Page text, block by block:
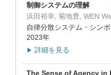
制御システムの理解
浜田裕幸, 菊地豊, WEN
自律分散システム・シン
2023年
▶ 詳細を見る
The Sense of Agency in